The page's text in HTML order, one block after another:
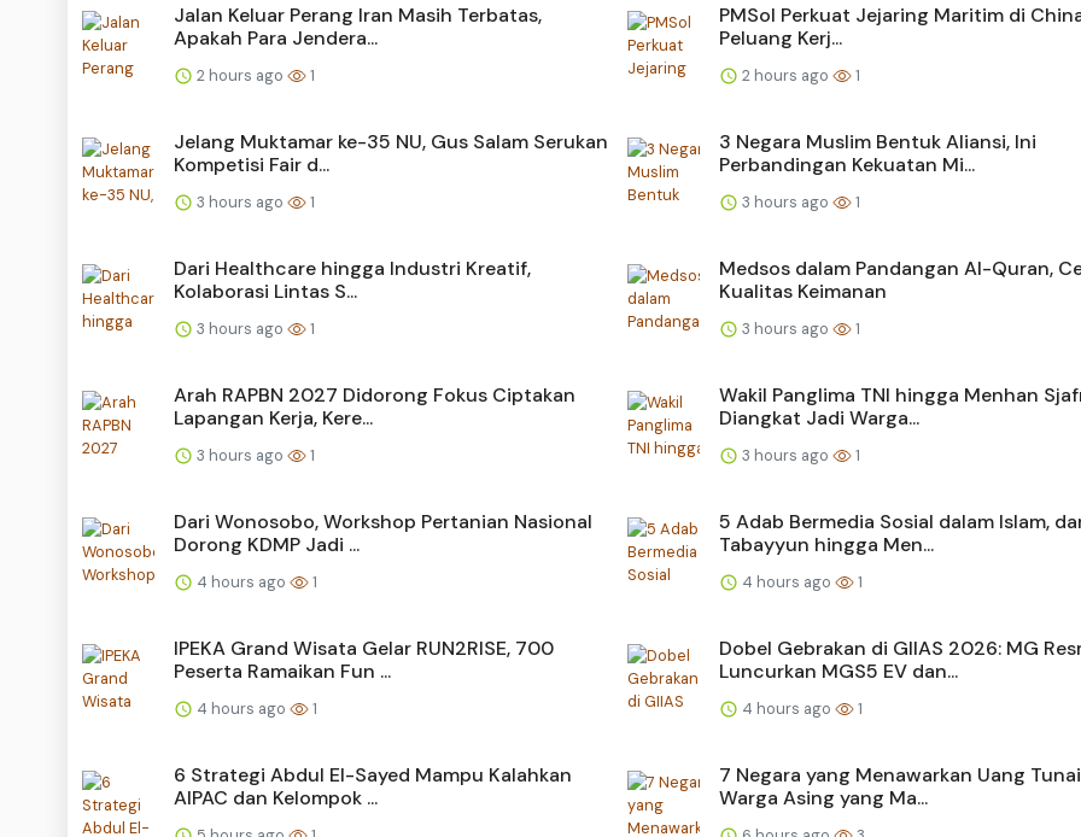
Jalan Keluar Perang Iran Masih Terbatas,
Apakah Para Jendera...
2 hours ago 1
PMSol Perkuat Jejaring Maritim di
Peluang Kerj...
2 hours ago 1
Jelang Muktamar ke-35 NU, Gus Salam Serukan
Kompetisi Fair d...
3 hours ago 1
3 Negara Muslim Bentuk Aliansi, Ini
Perbandingan Kekuatan Mi...
3 hours ago 1
Dari Healthcare hingga Industri Kreatif,
Kolaborasi Lintas S...
3 hours ago 1
Medsos dalam Pandangan Al-Quran,
Kualitas Keimanan
3 hours ago 1
Arah RAPBN 2027 Didorong Fokus Ciptakan
Lapangan Kerja, Kere...
3 hours ago 1
Wakil Panglima TNI hingga Menhan
Diangkat Jadi Warga...
3 hours ago 1
Dari Wonosobo, Workshop Pertanian Nasional
Dorong KDMP Jadi ...
4 hours ago 1
5 Adab Bermedia Sosial dalam Islam,
Tabayyun hingga Men...
4 hours ago 1
IPEKA Grand Wisata Gelar RUN2RISE, 700
Peserta Ramaikan Fun ...
4 hours ago 1
Dobel Gebrakan di GIIAS 2026: MG
Luncurkan MGS5 EV dan...
4 hours ago 1
6 Strategi Abdul El-Sayed Mampu Kalahkan
AIPAC dan Kelompok ...
7 Negara yang Menawarkan Uang
Warga Asing yang Ma...